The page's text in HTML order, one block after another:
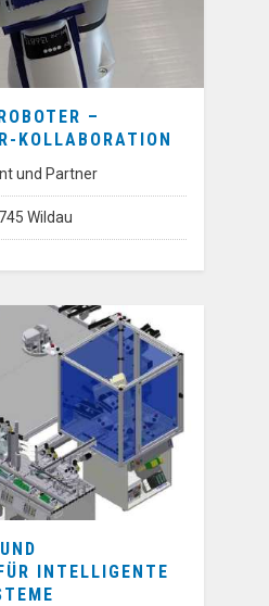
–
KOLLABORATION
und Partner
Wildau
INTELLIGENTE